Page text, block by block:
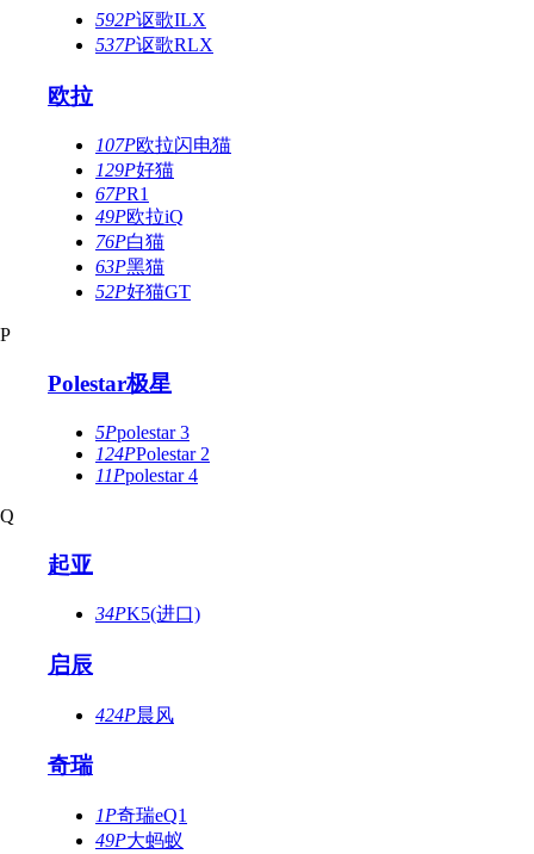
592P讴歌ILX
537P讴歌RLX
欧拉
107P欧拉闪电猫
129P好猫
67PR1
49P欧拉iQ
76P白猫
63P黑猫
52P好猫GT
P
Polestar极星
5Ppolestar 3
124PPolestar 2
11Ppolestar 4
Q
起亚
34PK5(进口)
启辰
424P晨风
奇瑞
1P奇瑞eQ1
49P大蚂蚁